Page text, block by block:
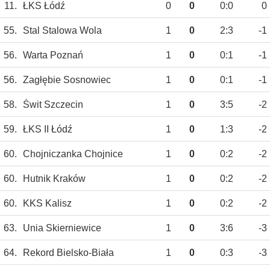
11. ŁKS Łódź 0 0 0:0 0
55. Stal Stalowa Wola 1 0 2:3 -1
56. Warta Poznań 1 0 0:1 -1
56. Zagłębie Sosnowiec 1 0 0:1 -1
58. Świt Szczecin 1 0 3:5 -2
59. ŁKS II Łódź 1 0 1:3 -2
60. Chojniczanka Chojnice 1 0 0:2 -2
60. Hutnik Kraków 1 0 0:2 -2
60. KKS Kalisz 1 0 0:2 -2
63. Unia Skierniewice 1 0 3:6 -3
64. Rekord Bielsko-Biała 1 0 0:3 -3